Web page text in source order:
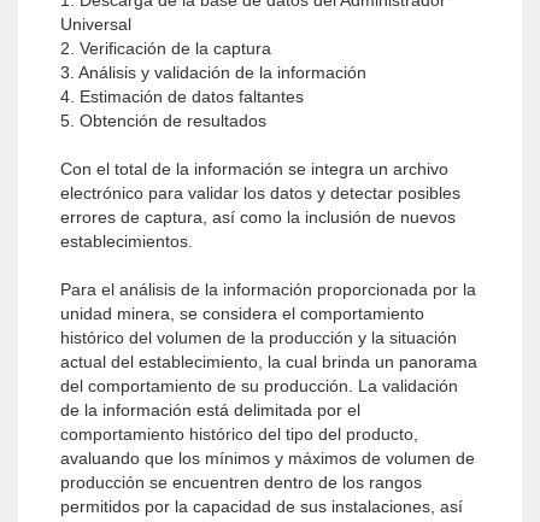
Universal
2. Verificación de la captura
3. Análisis y validación de la información
4. Estimación de datos faltantes
5. Obtención de resultados
Con el total de la información se integra un archivo
electrónico para validar los datos y detectar posibles
errores de captura, así como la inclusión de nuevos
establecimientos.
Para el análisis de la información proporcionada por la
unidad minera, se considera el comportamiento
histórico del volumen de la producción y la situación
actual del establecimiento, la cual brinda un panorama
del comportamiento de su producción. La validación
de la información está delimitada por el
comportamiento histórico del tipo del producto,
avaluando que los mínimos y máximos de volumen de
producción se encuentren dentro de los rangos
permitidos por la capacidad de sus instalaciones, así